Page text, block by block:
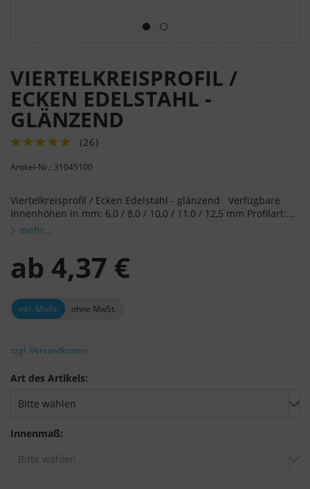
VIERTELKREISPROFIL /
ECKEN EDELSTAHL -
GLÄNZEND
(26)
Artikel-Nr.: 31045100
Viertelkreisprofil / Ecken Edelstahl - glänzend Verfügbare
Innenhöhen in mm: 6,0 / 8,0 / 10,0 / 11,0 / 12,5 mm Profilart:...
mehr...
ab 4,37 €
inkl. MwSt. ohne MwSt.
zzgl. Versandkosten
Art des Artikels:
Innenmaß: